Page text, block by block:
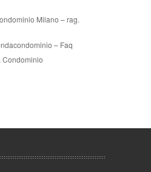
Milano – rag.
– Faq
Condominio